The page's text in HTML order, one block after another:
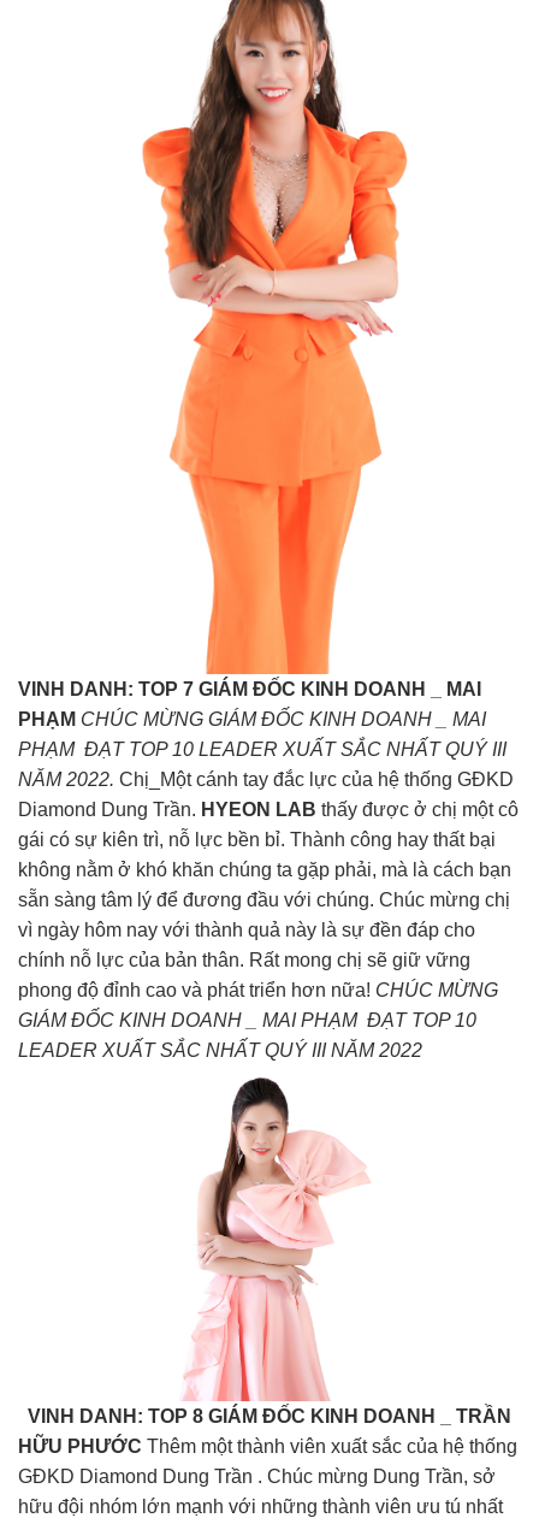
VINH DANH: TOP 7 GIÁM ĐỐC KINH DOANH _ MAI
PHẠM CHÚC MỪNG GIÁM ĐỐC KINH DOANH _ MAI
PHẠM ĐẠT TOP 10 LEADER XUẤT SẮC NHẤT QUÝ III
NĂM 2022. Chị_Một cánh tay đắc lực của hệ thống GĐKD
Diamond Dung Trần. HYEON LAB thấy được ở chị một cô
gái có sự kiên trì, nỗ lực bền bỉ. Thành công hay thất bại
không nằm ở khó khăn chúng ta gặp phải, mà là cách bạn
sẵn sàng tâm lý để đương đầu với chúng. Chúc mừng chị
vì ngày hôm nay với thành quả này là sự đền đáp cho
chính nỗ lực của bản thân. Rất mong chị sẽ giữ vững
phong độ đỉnh cao và phát triển hơn nữa! CHÚC MỪNG
GIÁM ĐỐC KINH DOANH _ MAI PHẠM ĐẠT TOP 10
LEADER XUẤT SẮC NHẤT QUÝ III NĂM 2022
VINH DANH: TOP 8 GIÁM ĐỐC KINH DOANH _ TRẦN
HỮU PHƯỚC Thêm một thành viên xuất sắc của hệ thống
GĐKD Diamond Dung Trần . Chúc mừng Dung Trần, sở
hữu đội nhóm lớn mạnh với những thành viên ưu tú nhất